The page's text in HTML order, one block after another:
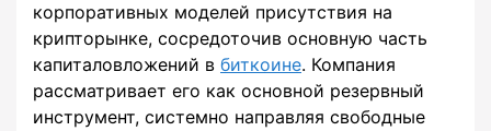
корпоративных моделей присутствия на
крипторынке, сосредоточив основную часть
капиталовложений в биткоине. Компания
рассматривает его как основной резервный
инструмент, системно направляя свободные